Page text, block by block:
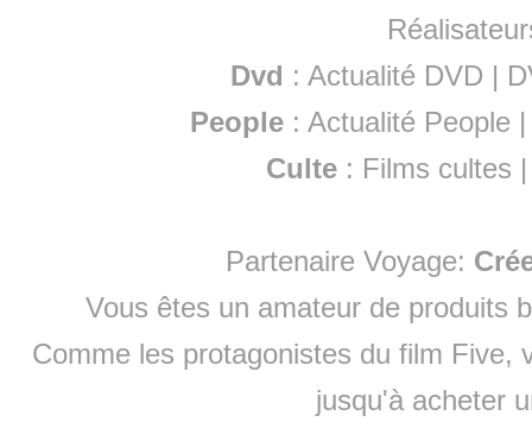
Dvd : Actualité DVD |
People :Actualité People
Culte : Films cultes
Partenaire Voyage:
Vous êtes un amateur de produits
Comme les protagonistes du film Five,
jusqu'à acheter